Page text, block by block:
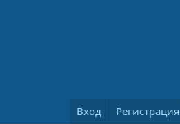
Вход Регистрация